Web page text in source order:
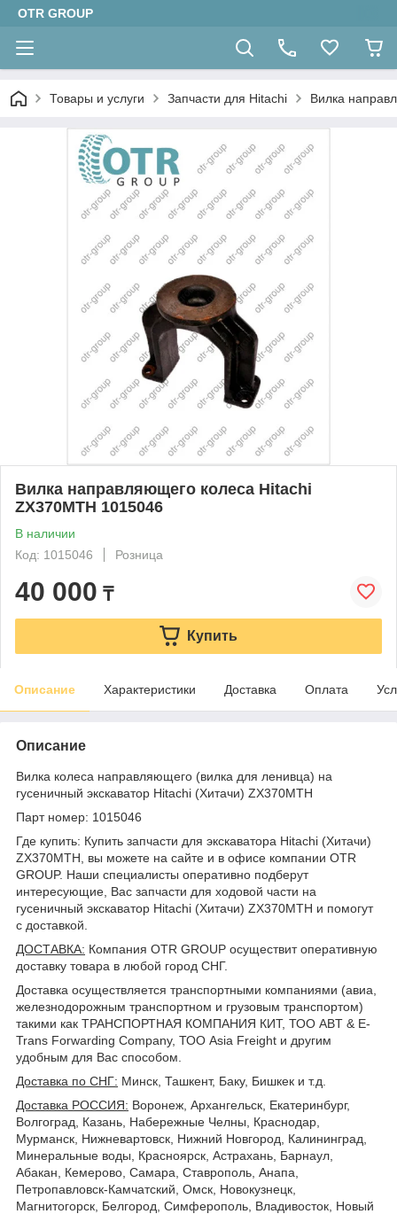
OTR GROUP
Товары и услуги Запчасти для Hitachi Вилка
Вилка направляющего колеса Hitachi
ZX370MTH 1015046
В наличии
Код: 1015046
Розница
40 000 ₸
Купить
Описание Характеристики Доставка Оплата
Описание
Вилка колеса направляющего (вилка для ленивца) на
гусеничный экскаватор Hitachi (Хитачи) ZX370MTH
Парт номер: 1015046
Где купить: Купить запчасти для экскаватора Hitachi (Хитачи)
ZX370MTH, вы можете на сайте и в офисе компании OTR
GROUP. Наши специалисты оперативно подберут
интересующие, Вас запчасти для ходовой части на
гусеничный экскаватор Hitachi (Хитачи) ZX370MTH и помогут
с доставкой.
ДОСТАВКА: Компания OTR GROUP осуществит оперативную
доставку товара в любой город СНГ.
Доставка осуществляется транспортными компаниями (авиа,
железнодорожным транспортном и грузовым транспортом)
такими как ТРАНСПОРТНАЯ КОМПАНИЯ КИТ, ТОО ABT & E-
Trans Forwarding Company, ТОО Asia Freight и другим
удобным для Вас способом.
Доставка по СНГ: Минск, Ташкент, Баку, Бишкек и т.д.
Доставка РОССИЯ: Воронеж, Архангельск, Екатеринбург,
Волгоград, Казань, Набережные Челны, Краснодар,
Мурманск, Нижневартовск, Нижний Новгород, Калининград,
Минеральные воды, Красноярск, Астрахань, Барнаул,
Абакан, Кемерово, Самара, Ставрополь, Анапа,
Петропавловск-Камчатский, Омск, Новокузнецк,
Магнитогорск, Белгород, Симферополь, Владивосток, Новый